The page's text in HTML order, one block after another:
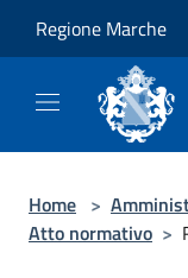
Regione Marche
Home >
Atto normativo >